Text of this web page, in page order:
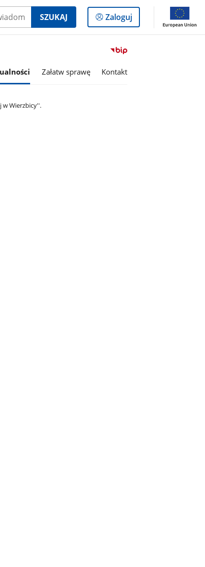
SZUKAJ
Logowanie
do
Zaloguj
Przejdź
serwisu
Załatw sprawę Kontakt
w Wierzbicy''.